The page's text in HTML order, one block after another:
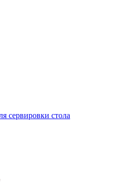
сервировки стола